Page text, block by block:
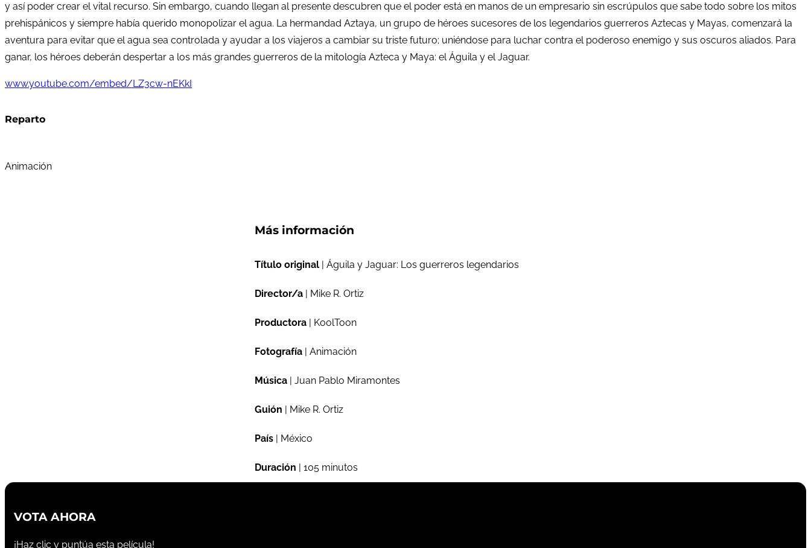
y así poder crear el vital recurso. Sin embargo, cuando llegan al presente descubren que el poder está en manos de un empresario sin escrúpulos que sabe todo sobre los mitos
prehispánicos y siempre había querido monopolizar el agua. La hermandad Aztaya, un grupo de héroes sucesores de los legendarios guerreros Aztecas y Mayas, comenzará la
aventura para evitar que el agua sea controlada y ayudar a los viajeros a cambiar su triste futuro; uniéndose para luchar contra el poderoso enemigo y sus oscuros aliados. Para
ganar, los héroes deberán despertar a los más grandes guerreros de la mitología Azteca y Maya: el Águila y el Jaguar.
www.youtube.com/embed/LZ3cw-nEKkI
Reparto
Animación
Más información
Título original | Águila y Jaguar: Los guerreros legendarios
Director/a | Mike R. Ortiz
Productora | KoolToon
Fotografía | Animación
Música | Juan Pablo Miramontes
Guión | Mike R. Ortiz
País | México
Duración | 105 minutos
VOTA AHORA
¡Haz clic y puntúa esta película!